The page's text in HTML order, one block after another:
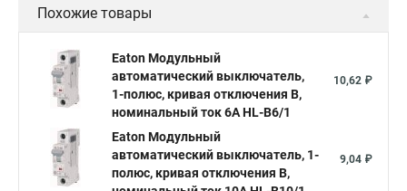
Похожие товары
Eaton Модульный
автоматический выключатель,
1-полюс, кривая отключения B,
номинальный ток 6А HL-B6/1
10,62 ₽
Eaton Модульный
автоматический выключатель, 1-
полюс, кривая отключения B,
9,04 ₽